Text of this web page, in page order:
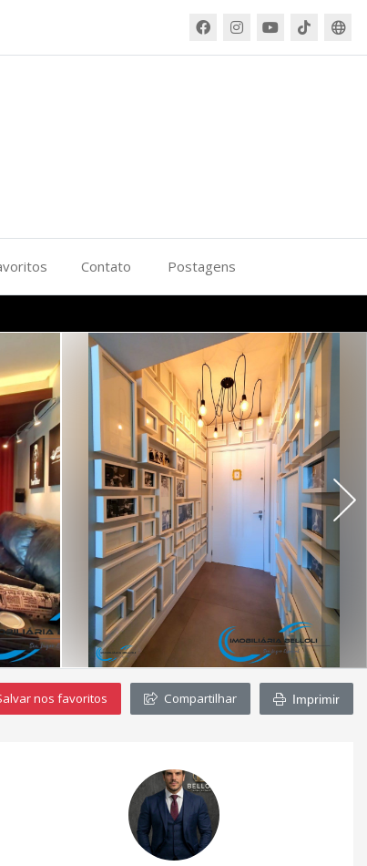
Contato Postagens
nos favoritos Compartilhar Imprimir